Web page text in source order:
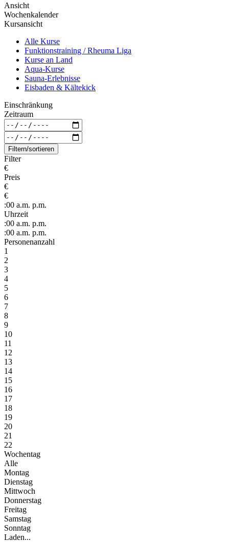
Ansicht
Wochenkalender
Kursansicht
Alle Kurse
Funktionstraining / Rheuma Liga
Kurse an Land
Aqua-Kurse
Sauna-Erlebnisse
Eisbaden & Kältekick
Einschränkung
Zeitraum
Filtern/sortieren
Filter
€
Preis
€
€
:00 a.m. p.m.
Uhrzeit
:00 a.m. p.m.
:00 a.m. p.m.
Personenanzahl
1
2
3
4
5
6
7
8
9
10
11
12
13
14
15
16
17
18
19
20
21
22
Wochentag
Alle
Montag
Dienstag
Mittwoch
Donnerstag
Freitag
Samstag
Sonntag
Laden...